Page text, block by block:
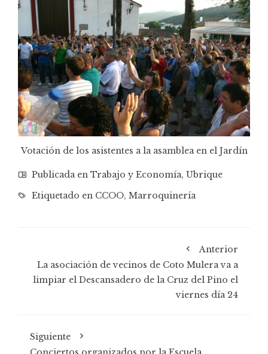
Votación de los asistentes a la asamblea en el Jardín
Publicada en Trabajo y Economía, Ubrique
Etiquetado en CCOO, Marroquinería
Anterior
La asociación de vecinos de Coto Mulera va a
limpiar el Descansadero de la Cruz del Pino el
viernes día 24
Siguiente